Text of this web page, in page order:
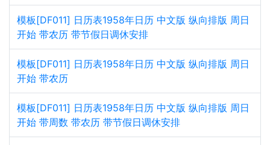
模板[DF011] 日历表1958年日历 中文版 纵向排版 周日
开始 带农历 带节假日调休安排
模板[DF011] 日历表1958年日历 中文版 纵向排版 周日
开始 带农历
模板[DF011] 日历表1958年日历 中文版 纵向排版 周日
开始 带周数 带农历 带节假日调休安排